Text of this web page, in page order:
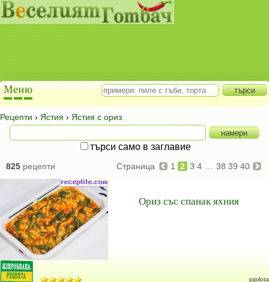
Рецепти › Ястия › Ястия с ориз
търси само в заглавие
825 рецепти Страница 1 2 3 4 38 39 40
Ориз със спанак яхния
pipilota